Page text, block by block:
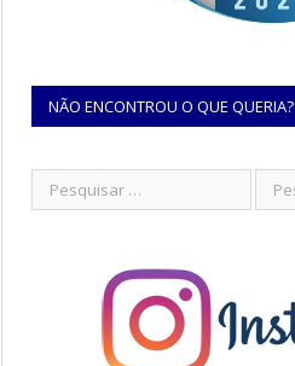
NÃO ENCONTROU O QUE QUERIA?